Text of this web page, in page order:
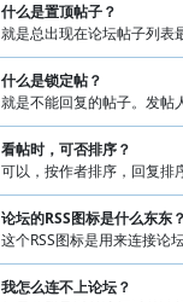
什么是置顶帖子？
就是总出现在论坛帖子列表
什么是锁定帖？
就是不能回复的帖子。发帖
看帖时，可否排序？
可以，按作者排序，回复排
论坛的RSS图标是什么东东？
这个RSS图标是用来连接论
我怎么连不上论坛？